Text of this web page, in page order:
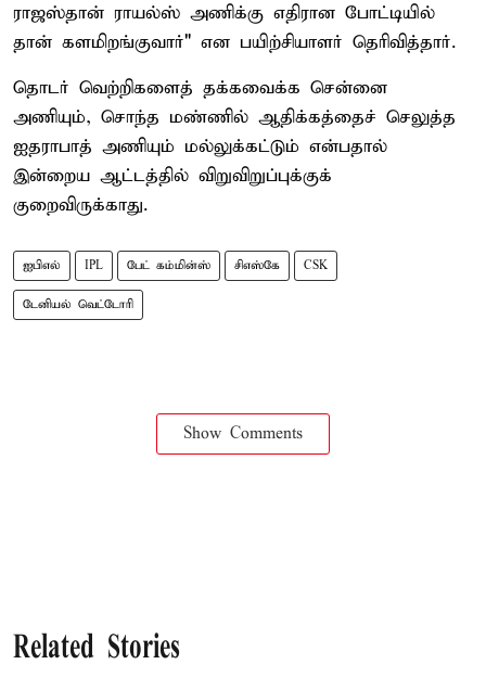
ராஜஸ்தான் ராயல்ஸ் அணிக்கு எதிரான போட்டியில்
தான் களமிறங்குவார்" என பயிற்சியாளர் தெரிவித்தார்.
தொடர் வெற்றிகளைத் தக்கவைக்க சென்னை
அணியும், சொந்த மண்ணில் ஆதிக்கத்தைச் செலுத்த
ஐதராபாத் அணியும் மல்லுக்கட்டும் என்பதால்
இன்றைய ஆட்டத்தில் விறுவிறுப்புக்குக்
குறைவிருக்காது.
ஐபிஎல் IPL பேட் கம்மின்ஸ் சிஎஸ்கே CSK
டேனியல் வெட்டோரி
Show Comments
Related Stories